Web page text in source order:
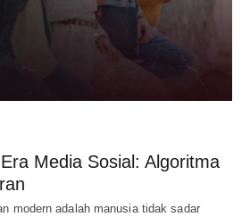
Media Sosial: Algoritma
modern adalah manusia tidak sadar